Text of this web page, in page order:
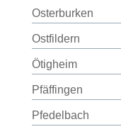
Osterburken
Ostfildern
Ötigheim
Pfäffingen
Pfedelbach